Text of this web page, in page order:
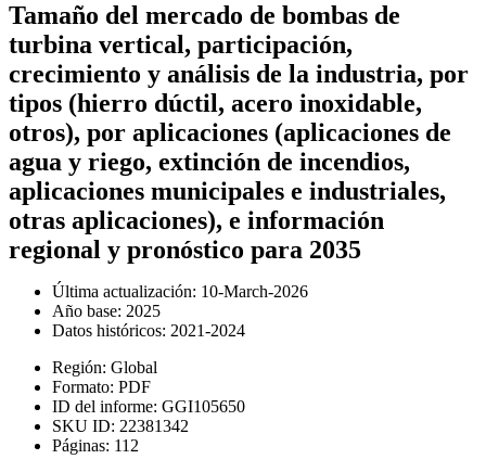
Tamaño del mercado de bombas de
turbina vertical, participación,
crecimiento y análisis de la industria, por
tipos (hierro dúctil, acero inoxidable,
otros), por aplicaciones (aplicaciones de
agua y riego, extinción de incendios,
aplicaciones municipales e industriales,
otras aplicaciones), e información
regional y pronóstico para 2035
Última actualización: 10-March-2026
Año base: 2025
Datos históricos: 2021-2024
Región: Global
Formato: PDF
ID del informe: GGI105650
SKU ID: 22381342
Páginas: 112